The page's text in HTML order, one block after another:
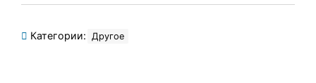
Категории: Другое